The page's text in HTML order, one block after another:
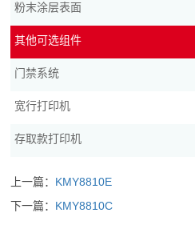
粉末涂层表面
其他可选组件
门禁系统
宽行打印机
存取款打印机
上一篇： KMY8810E
下一篇： KMY8810C